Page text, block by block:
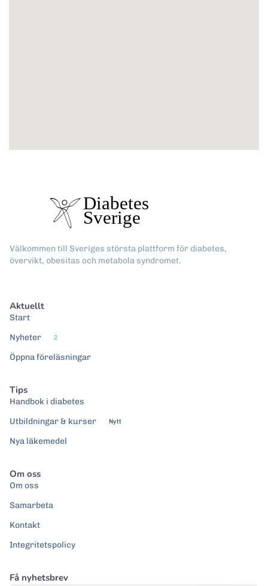
Välkommen till Sveriges största plattform för diabetes,
övervikt, obesitas och metabola syndromet.
Aktuellt
Start
Nyheter
2
Öppna föreläsningar
Tips
Handbok i diabetes
Utbildningar & kurser
Nytt
Nya läkemedel
Om oss
Om oss
Samarbeta
Kontakt
Integritetspolicy
Få nyhetsbrev